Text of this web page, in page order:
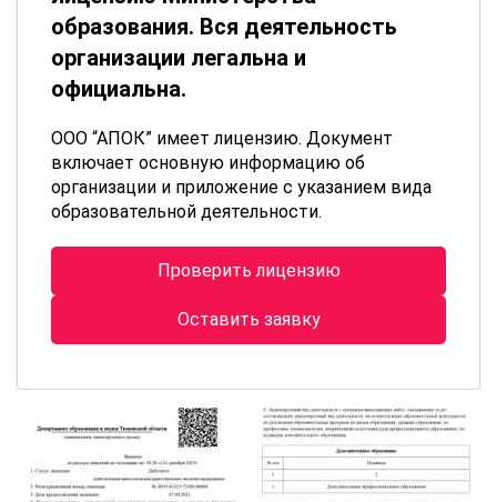
образования. Вся деятельность
организации легальна и
официальна.
ООО “АПОК” имеет лицензию. Документ
включает основную информацию об
организации и приложение с указанием вида
образовательной деятельности.
Проверить лицензию
Оставить заявку